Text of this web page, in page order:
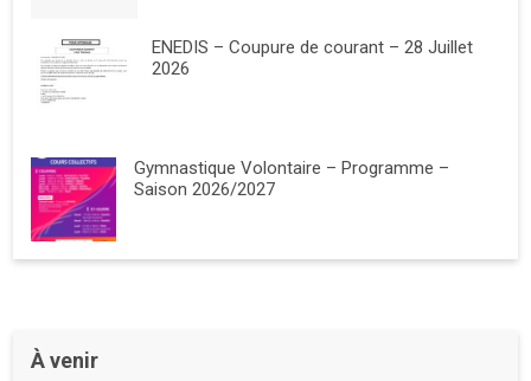
ENEDIS – Coupure de courant – 28 Juillet
2026
Gymnastique Volontaire – Programme –
Saison 2026/2027
À venir